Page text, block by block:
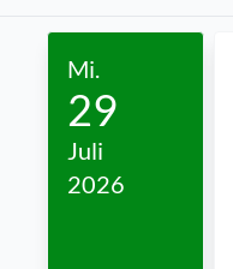
Mi.
29
Juli
2026